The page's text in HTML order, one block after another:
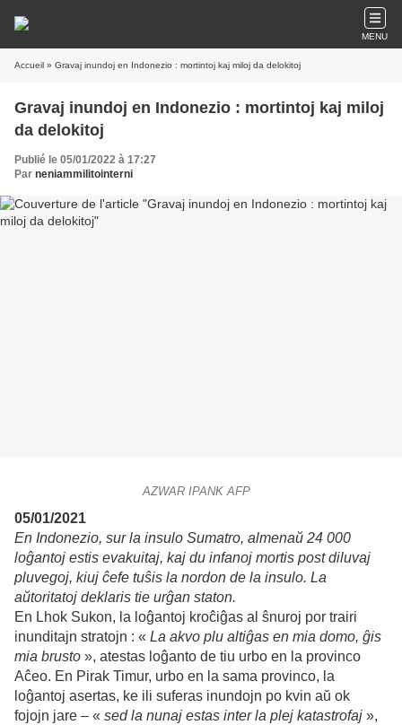
MENU
Accueil » Gravaj inundoj en Indonezio : mortintoj kaj miloj da delokitoj
Gravaj inundoj en Indonezio : mortintoj kaj miloj
da delokitoj
Publié le 05/01/2022 à 17:27
Par neniammilitointerni
AZWAR IPANK AFP
05/01/2021
En Indonezio, sur la insulo Sumatro, almenaŭ 24 000
loĝantoj estis evakuitaj, kaj du infanoj mortis post diluvaj
pluvegoj, kiuj ĉefe tuŝis la nordon de la insulo. La
aŭtoritatoj deklaris tie urĝan staton.
En Lhok Sukon, la loĝantoj kroĉiĝas al ŝnuroj por trairi
inunditajn stratojn : « La akvo plu altiĝas en mia domo, ĝis
mia brusto », atestas loĝanto de tiu urbo en la provinco
Aĉeo. En Pirak Timur, urbo en la sama provinco, la
loĝantoj asertas, ke ili suferas inundojn po kvin aŭ ok
fojojn jare – « sed la nunaj estas inter la plej katastrofaj »,